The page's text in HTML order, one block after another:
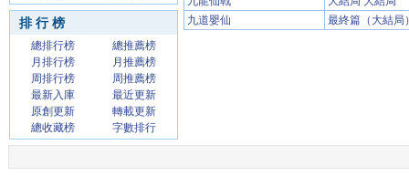
排 行 榜
總排行榜
總推薦榜
月排行榜
月推薦榜
周排行榜
周推薦榜
最新入庫
最近更新
原創更新
轉載更新
總收藏榜
字數排行
九道嬰仙
最終篇（大結局